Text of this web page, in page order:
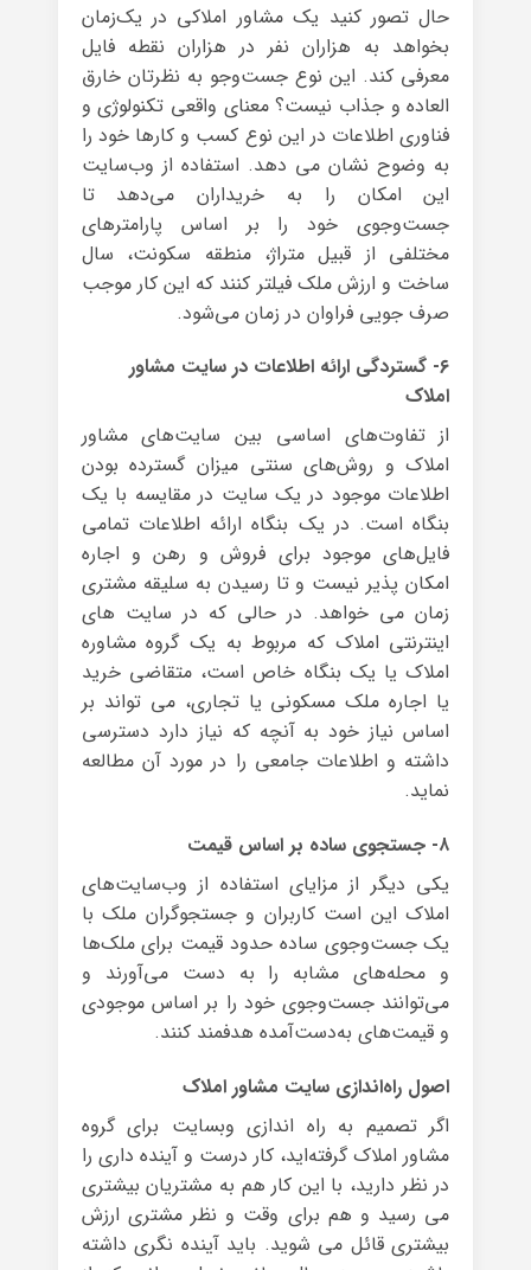
حال تصور کنید یک مشاور املاکی در یک‌زمان
بخواهد به هزاران نفر در هزاران نقطه فایل
معرفی کند. این نوع جست‌وجو به نظرتان خارق
العاده و جذاب نیست؟ معنای واقعی تکنولوژی و
فناوری اطلاعات در این نوع کسب و کارها خود را
به وضوح نشان می دهد. استفاده از وب‌سایت
این امکان را به خریداران می‌دهد تا
جست‌وجوی خود را بر اساس پارامترهای
مختلفی از قبیل متراژ، منطقه سکونت، سال
ساخت و ارزش ملک فیلتر کنند که این کار موجب
صرف جویی فراوان در زمان می‌شود.
۶- گستردگی ارائه اطلاعات در سایت مشاور
املاک
از تفاوت‌های اساسی بین سایت‌های مشاور
املاک و روش‌های سنتی میزان گسترده بودن
اطلاعات موجود در یک سایت در مقایسه با یک
بنگاه است. در یک بنگاه ارائه اطلاعات تمامی
فایل‌های موجود برای فروش و رهن و اجاره
امکان پذیر نیست و تا رسیدن به سلیقه مشتری
زمان می خواهد. در حالی که در سایت های
اینترنتی املاک که مربوط به یک گروه مشاوره
املاک یا یک بنگاه خاص است، متقاضی خرید
یا اجاره ملک مسکونی یا تجاری، می تواند بر
اساس نیاز خود به آنچه که نیاز دارد دسترسی
داشته و اطلاعات جامعی را در مورد آن مطالعه
نماید.
۸- جستجوی ساده بر اساس قیمت
یکی دیگر از مزایای استفاده از وب‌سایت‌های
املاک این است کاربران و جستجوگران ملک با
یک جست‌وجوی ساده حدود قیمت برای ملک‌ها
و محله‌های مشابه را به دست می‌آورند و
می‌توانند جست‌وجوی خود را بر اساس موجودی
و قیمت‌های به‌دست‌آمده هدفمند کنند.
اصول راه‌اندازی سایت مشاور املاک
اگر تصمیم به راه اندازی وبسایت برای گروه
مشاور املاک گرفته‌اید، کار درست و آینده داری را
در نظر دارید، با این کار هم به مشتریان بیشتری
می رسید و هم برای وقت و نظر مشتری ارزش
بیشتری قائل می شوید. باید آینده نگری داشته